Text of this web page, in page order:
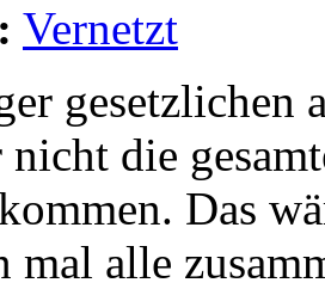
Vernetzt
gesetzlichen
nicht die
Das
mal alle